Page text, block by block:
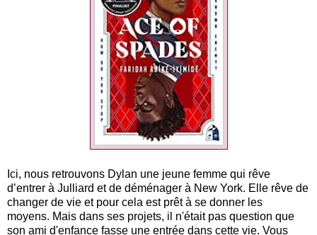
Ici, nous retrouvons Dylan une jeune femme qui rêve
d’entrer à Julliard et de déménager à New York. Elle rêve de
changer de vie et pour cela est prêt à se donner les
moyens. Mais dans ses projets, il n'était pas question que
son ami d'enfance fasse une entrée dans cette vie. Vous